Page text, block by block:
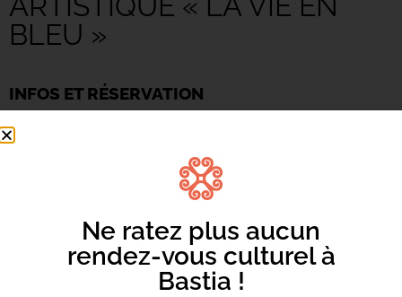
BLEU »
INFOS ET RÉSERVATION
25.01.2025 à partir de 09 h 00
9h à 12h | De 5 à 8ans
13h30 à 16h30 | De 9 à 13ans
Bleu cobalt, Azurite, Lapis Lazuli, Outremer, Indigo, Bleu
Ne ratez plus aucun
rendez-vous culturel à
Bastia !